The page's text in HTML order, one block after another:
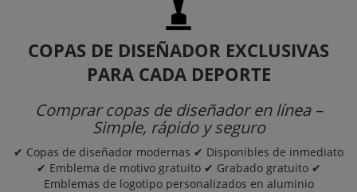
COPAS DE DISEÑADOR EXCLUSIVAS
PARA CADA DEPORTE
Comprar copas de diseñador en línea –
Simple, rápido y seguro
✔ Copas de diseñador modernas ✔ Disponibles de inmediato
✔ Emblema de motivo gratuito ✔ Grabado gratuito ✔
Emblemas de logotipo personalizados en aluminio